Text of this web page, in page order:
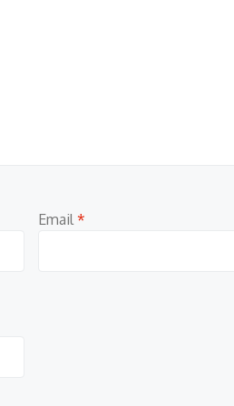
Email *